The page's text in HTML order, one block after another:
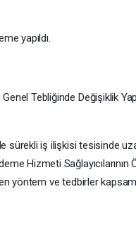
yapıldı.
Tebliğinde Değişiklik
sürekli iş ilişkisi tesisinde
Hizmeti
yöntem ve tedbirler